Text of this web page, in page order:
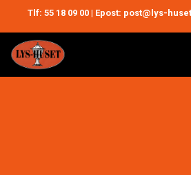
Tlf: 55 18 09 00 | Epost: post@lys-